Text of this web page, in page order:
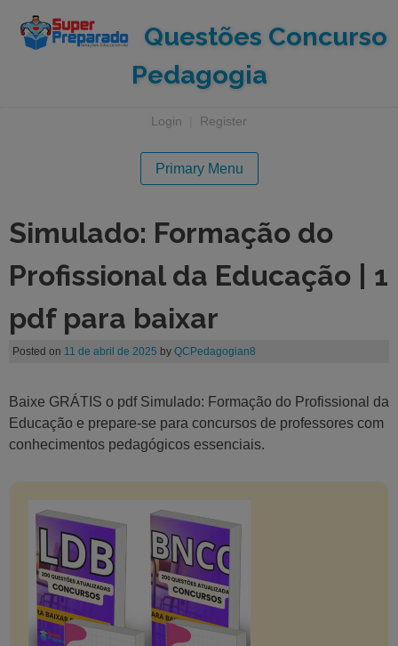
Questões Concurso
Pedagogia
Login Register
Primary Menu
Simulado: Formação do
Profissional da Educação | 1
pdf para baixar
Posted on 11 de abril de 2025 by QCPedagogian8
Baixe GRÁTIS o pdf Simulado: Formação do Profissional da
Educação e prepare-se para concursos de professores com
conhecimentos pedagógicos essenciais.